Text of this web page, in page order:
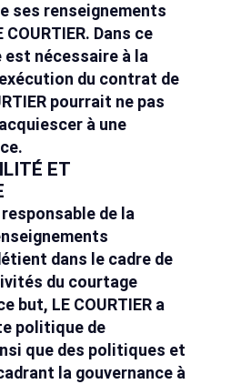
ses renseignements
Dans ce
nécessaire à la
du contrat de
pourrait ne pas
à une
ET
responsable de la
dans le cadre de
du courtage
but, LE COURTIER a
politique de
que des politiques et
la gouvernance à